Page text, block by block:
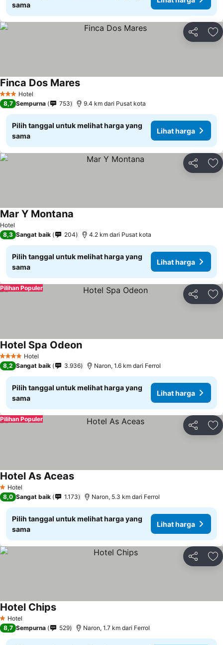
sama
Bagikan
3 BintangHotel
Finca Dos Mares
8,7 Sempurna 753 9.4 km dari Pusat kota
Pilih tanggal untuk melihat harga yang
sama
Lihat harga
Bagikan
Hotel
Mar Y Montana
8,3 Sangat baik 204 4.2 km dari Pusat kota
Pilih tanggal untuk melihat harga yang
sama
Lihat harga
Bagikan
Pilihan Populer
4 BintangHotel
Hotel Spa Odeon
8,2 Sangat baik 3.936 Naron, 1.6 km dari Ferrol
Pilih tanggal untuk melihat harga yang
sama
Lihat harga
Bagikan
Pilihan Populer
1 Bintang
Hotel
Hotel As Aceas
8,0 Sangat baik 1.173 Naron, 5.3 km dari Ferrol
Pilih tanggal untuk melihat harga yang
sama
Lihat harga
Bagikan
1 Bintang
Hotel
Hotel Chips
8,7 Sempurna 529 Naron, 1.7 km dari Ferrol